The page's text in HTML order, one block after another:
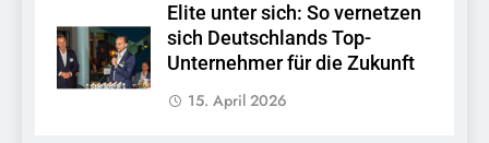
Elite unter sich: So vernetzen
sich Deutschlands Top-
Unternehmer für die Zukunft
15. April 2026